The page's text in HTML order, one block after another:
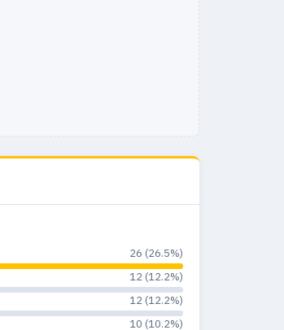
26 (26.5%)
12 (12.2%)
12 (12.2%)
10 (10.2%)